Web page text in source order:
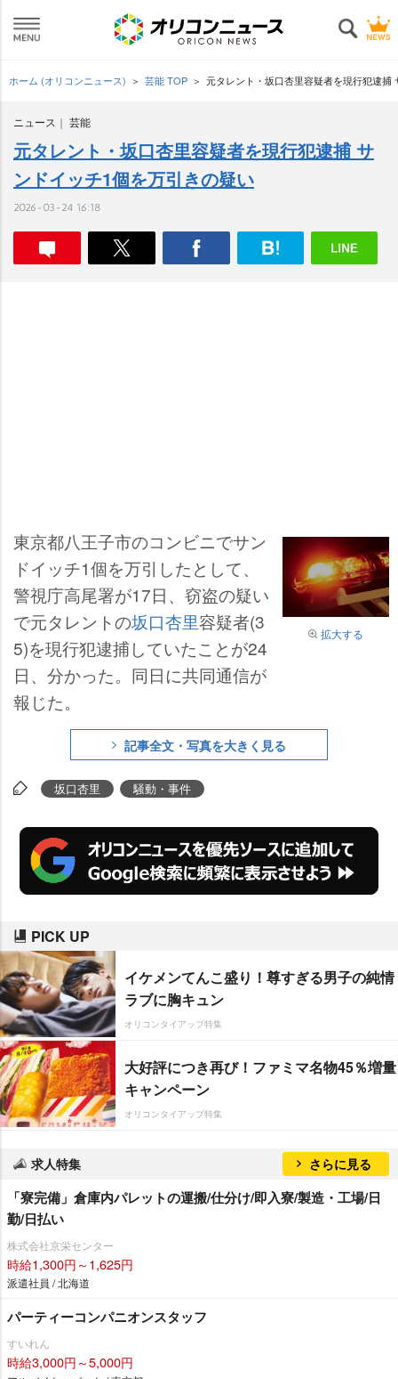
ホーム (オリコンニュース) 芸能 TOP 元タレント・坂口杏里容疑者を現行犯逮捕
ニュース 芸能
元タレント・坂口杏里容疑者を現行犯逮捕 サ
ンドイッチ1個を万引きの疑い
2026-03-24 16:18
拡大する
東京都八王子市のコンビニでサン
ドイッチ1個を万引したとして、
警視庁高尾署が17日、窃盗の疑い
で元タレントの坂口杏里容疑者(3
5)を現行犯逮捕していたことが24
日、分かった。同日に共同通信が
報じた。
記事全文・写真を大きく見る
坂口杏里 騒動・事件
PICK UP
イケメンてんこ盛り！尊すぎる男子の純情
ラブに胸キュン
オリコンタイアップ特集
大好評につき再び！ファミマ名物45％増量
キャンペーン
オリコンタイアップ特集
求人特集 さらに見る
「寮完備」倉庫内パレットの運搬/仕分け/即入寮/製造・工場/日
勤/日払い
株式会社京栄センター
時給1,300円～1,625円
派遣社員 / 北海道
パーティーコンパニオンスタッフ
すいれん
時給3,000円～5,000円